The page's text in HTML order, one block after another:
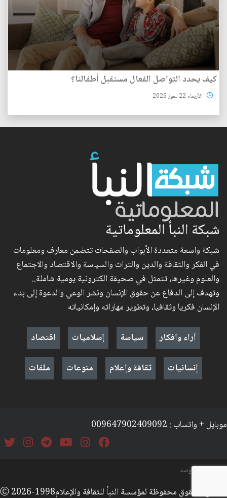
كيف يحدد التواصل الفعال مستقبل أطفالنا؟
الأربعاء 22 تموز 2026
شبكة النبأ المعلوماتية
شبكة واسعة متعددة الأبواب والصفحات تتضمن معارف ومعلومات
في الفكر والثقافة والدين والتراث والسياسة والاقتصاد والاجتماع
والعلوم وغيرها، تتمثل في صحيفة الكترونية يومية شاملة..
وتهدف إلى الدفاع عن حقوق الإنسان ونشر الوعي والدعوة إلى بناء
الإنسان فكريا وثقافيا، وتطوير مهاراته وإمكانياته
آراء وافكار
سياسة إسلاميات
اقتصاد
إنسانيات
ثقافة وإعلام منوعات ملفات
موبايل + واتساب : 009647902409092
السياسة والخصوصة
جميع الحقوق محفوظة لمؤسسة النبأ للثقافة والإعلامⒸ 2026-1998